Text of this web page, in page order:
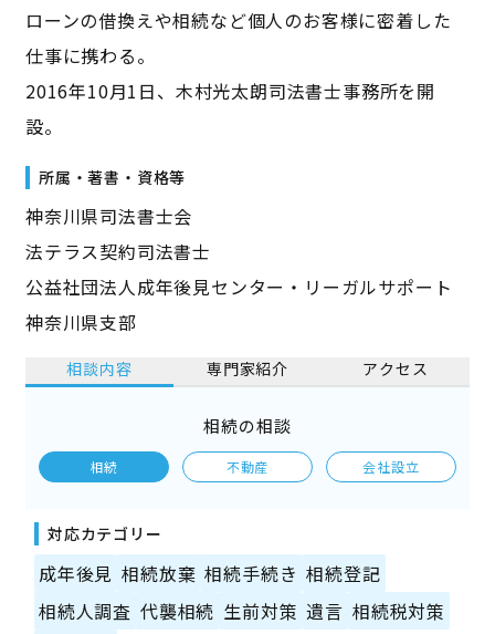
ローンの借換えや相続など個人のお客様に密着した
仕事に携わる。
2016年10月1日、木村光太朗司法書士事務所を開
設。
所属・著書・資格等
神奈川県司法書士会
法テラス契約司法書士
公益社団法人成年後見センター・リーガルサポート
神奈川県支部
相談内容 専門家紹介 アクセス
相続の相談
相続 不動産 会社設立
対応カテゴリー
成年後見 相続放棄 相続手続き 相続登記
相続人調査 代襲相続 生前対策 遺言 相続税対策